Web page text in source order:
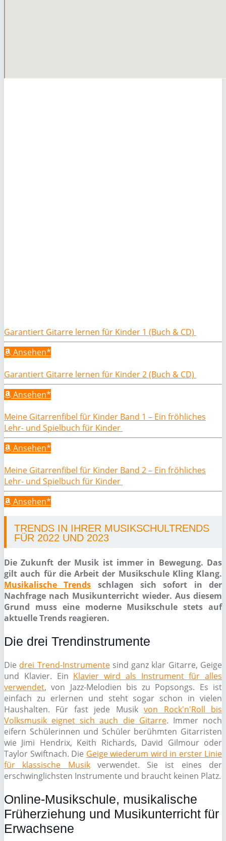
Garantiert Gitarre lernen für Kinder 1 (Buch & CD)
Ansehen*
Garantiert Gitarre lernen für Kinder 2 (Buch & CD)
Ansehen*
Meine Gitarrenfibel für Kinder Band 1 – Ein fröhliches
Lehr- und Spielbuch für Kinder
Ansehen*
Meine Gitarrenfibel für Kinder Band 2 – Ein fröhliches
Lehr- und Spielbuch für Kinder
Ansehen*
TRENDS IN IHRER MUSIKSCHULTRENDS
FÜR 2022 UND 2023
Die Zukunft der Musik ist immer in Bewegung. Das
gilt auch für die Arbeit der Musikschule Kling Klang.
Musikalische Trends schlagen sich sofort in der
Nachfrage nach Musikunterricht wieder. Aus diesem
Grund muss eine moderne Musikschule stets auf
aktuelle Trends reagieren.
Die drei Trendinstrumente
Die drei Trend-Instrumentesind ganz klar Gitarre, Geige
und Klavier. Ein Klavier wird als Instrument für alles
verwendet, von Jazz-Melodien bis zu Popsongs. Es ist
einfach zu erlernen und steht sogar schon in vielen
Haushalten. Für fast jede Musikvon Rock'n'Roll bis
Volksmusik eignet sich auch die Gitarre. Immer noch
eifern Schülerinnen und Schüler berühmten Gitarristen
wie Jimi Hendrix, Keith Richards, David Gilmour oder
Taylor Swiftnach. Die Geige wiederum wird in erster Linie
für klassische Musikverwendet. Sie ist eines der
erschwinglichsten Instrumente und braucht keinen Platz.
Online-Musikschule, musikalische
Früherziehung und Musikunterricht für
Erwachsene